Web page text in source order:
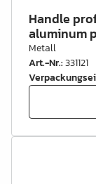
Handle
aluminum
Metall
Art.-Nr.:331121